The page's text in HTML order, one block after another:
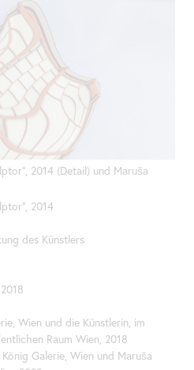
2014 (Detail) und Maruša
2014
des Künstlers
Wien und die Künstlerin, im
Raum Wien, 2018
Galerie, Wien und Maruša